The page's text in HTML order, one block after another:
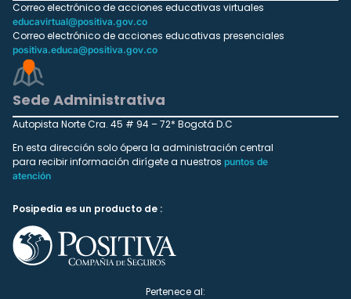
Correo electrónico de acciones educativas virtuales
educavirtual@positiva.gov.co
Correo electrónico de acciones educativas presenciales
positiva.educa@positiva.gov.co
Sede Administrativa
Autopista Norte Cra. 45 # 94 – 72* Bogotá D.C
En esta dirección solo ópera la administración central
para recibir información dirígete a nuestros puntos de
atención
Posipedia es un producto de :
Pertenece al: